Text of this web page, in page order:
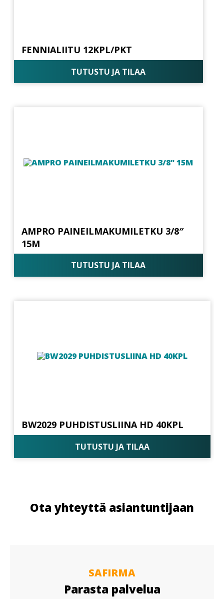
FENNIALIITU 12KPL/PKT
TUTUSTU JA TILAA
AMPRO PAINEILMAKUMILETKU 3/8″
15M
TUTUSTU JA TILAA
BW2029 PUHDISTUSLIINA HD 40KPL
TUTUSTU JA TILAA
Ota yhteyttä asiantuntijaan
SAFIRMA
Parasta palvelua